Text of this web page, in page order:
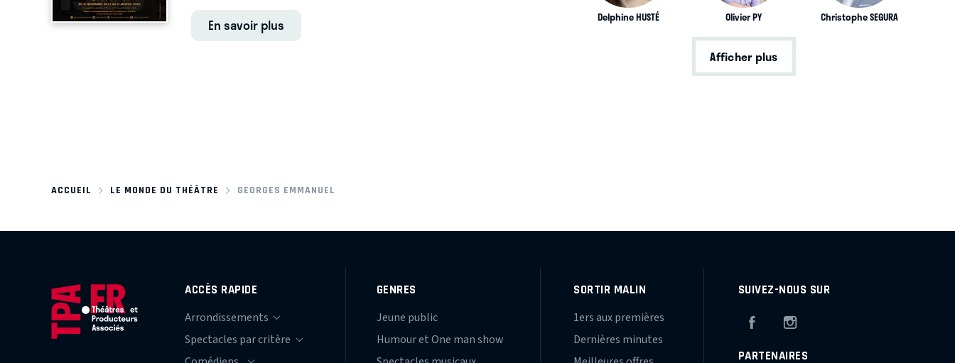
En savoir plus Delphine HUSTÉ Olivier PY Christophe SEGURA
Afficher plus
ACCUEIL LE MONDE DU THÉÂTRE GEORGES EMMANUEL
ACCÈS RAPIDE GENRES
Jeune public
Humour et One man show
SORTIR MALIN
1ers aux premières
Dernières minutes
SUIVEZ-NOUS SUR
Facebook
PARTENAIRES